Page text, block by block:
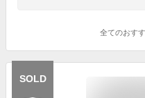
全てのおす
SOLD